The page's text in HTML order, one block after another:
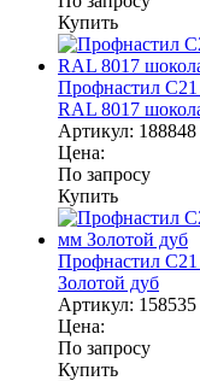
Купить
Профнастил С21
RAL 8017
Артикул: 188848
Цена:
По запросу
Купить
Профнастил
Золотой дуб
Артикул: 158535
Цена:
По запросу
Купить